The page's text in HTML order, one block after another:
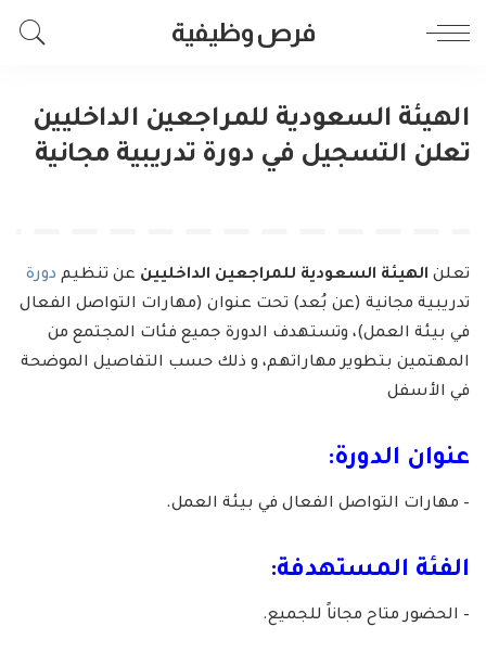
فرص وظيفية
الهيئة السعودية للمراجعين الداخليين
تعلن التسجيل في دورة تدريبية مجانية
تعلن الهيئة السعودية للمراجعين الداخليين عن تنظيم دورة
تدريبية مجانية (عن بُعد) تحت عنوان (مهارات التواصل الفعال
في بيئة العمل)، وتستهدف الدورة جميع فئات المجتمع من
المهتمين بتطوير مهاراتهم، و ذلك حسب التفاصيل الموضحة
في الأسفل
عنوان الدورة:
– مهارات التواصل الفعال في بيئة العمل.
الفئة المستهدفة:
– الحضور متاح مجاناً للجميع.